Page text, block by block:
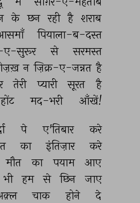
के छन रही है शराब
पियाला-ब-दस्त
ए-सुरूर से
सरमस्त
न ज़िक्र-ए-जन्नत है
तेरी प्यारी सूरत
है
होंट मद-भरी आँखें!
पे ए'तिबार
करे
का इंतिज़ार
करे
मौत का पयाम
आए
भी हम से छिन
जाए
चाक होने
दे